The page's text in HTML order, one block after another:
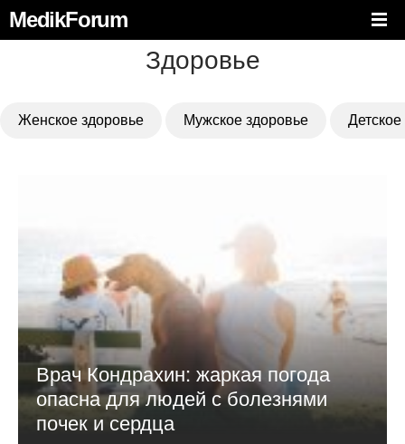
MedikForum
Здоровье
Женское здоровье Мужское здоровье
Врач Кондрахин: жаркая погода
опасна для людей с болезнями
почек и сердца